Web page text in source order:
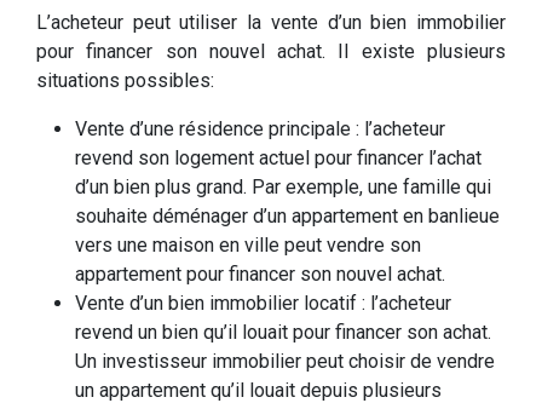
L’acheteur peut utiliser la vente d’un bien immobilier
pour financer son nouvel achat. Il existe plusieurs
situations possibles:
Vente d’une résidence principale : l’acheteur
revend son logement actuel pour financer l’achat
d’un bien plus grand. Par exemple, une famille qui
souhaite déménager d’un appartement en banlieue
vers une maison en ville peut vendre son
appartement pour financer son nouvel achat.
Vente d’un bien immobilier locatif : l’acheteur
revend un bien qu’il louait pour financer son achat.
Un investisseur immobilier peut choisir de vendre
un appartement qu’il louait depuis plusieurs